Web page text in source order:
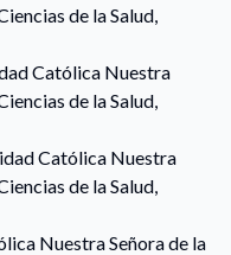
de la Salud,
Católica Nuestra
de la Salud,
Católica Nuestra
de la Salud,
Nuestra Señora de la